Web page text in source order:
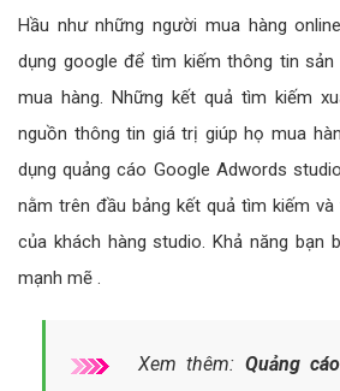
Hầu như những người mua hàng
dụng google để tìm kiếm thông tin
mua hàng. Những kết quả tìm kiếm
nguồn thông tin giá trị giúp họ mua
dụng quảng cáo Google Adwords
nằm trên đầu bảng kết quả tìm kiếm
của khách hàng studio. Khả năng bạn
mạnh mẽ .
Xem thêm: Quảng